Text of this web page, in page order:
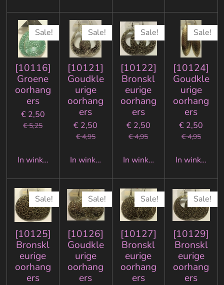
Sale!
[10116]
Groene
oorhang
ers
€ 2,50
€ 5,25
In winkelwagen
Sale!
[10121]
Goudkle
urige
oorhang
ers
€ 2,50
€ 4,95
In winkelwagen
Sale!
[10122]
Bronskl
eurige
oorhang
ers
€ 2,50
€ 4,95
In winkelwagen
Sale!
[10124]
Goudkle
urige
oorhang
ers
€ 2,50
€ 4,95
In
Sale!
[10125]
Bronskl
eurige
oorhang
ers
Sale!
[10126]
Goudkle
urige
oorhang
ers
Sale!
[10127]
Bronskl
eurige
oorhang
ers
Sale!
[10129]
Bronskl
eurige
oorhang
ers